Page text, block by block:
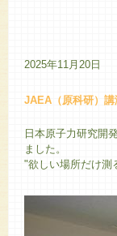
2025年11月20日
JAEA（原科研）講
日本原子力研究開
ました。
"欲しい場所だけ測